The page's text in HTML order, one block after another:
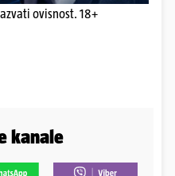
ovisnost. 18+
kanale